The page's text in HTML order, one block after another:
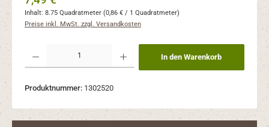
Inhalt: 8.75 Quadratmeter (0,86 € / 1 Quadratmeter)
Preise inkl. MwSt. zzgl. Versandkosten
In den Warenkorb
Produktnummer: 1302520